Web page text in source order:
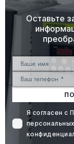
Оставьте
Я согласен с